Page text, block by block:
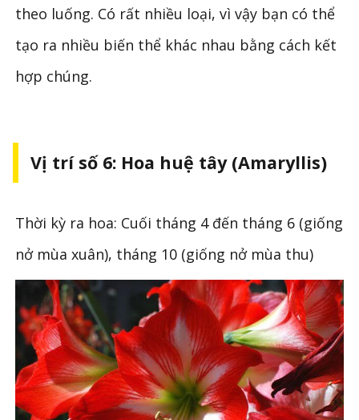
theo luống. Có rất nhiều loại, vì vậy bạn có thể
tạo ra nhiều biến thể khác nhau bằng cách kết
hợp chúng.
Vị trí số 6: Hoa huệ tây (Amaryllis)
Thời kỳ ra hoa: Cuối tháng 4 đến tháng 6 (giống
nở mùa xuân), tháng 10 (giống nở mùa thu)